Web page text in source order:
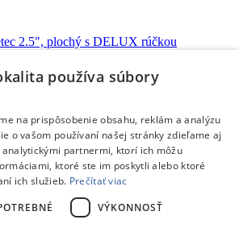
2.5", plochý s DELUX rúčkou
už dnes, 10.08.
u teba
používa súbory
na prispôsobenie obsahu, reklám a analýzu
o vašom používaní našej stránky zdieľame aj
partnermi, ktorí ich môžu
ktoré ste im poskytli alebo ktoré
ich služieb. Prečítať viac
VÝKONNOSŤ